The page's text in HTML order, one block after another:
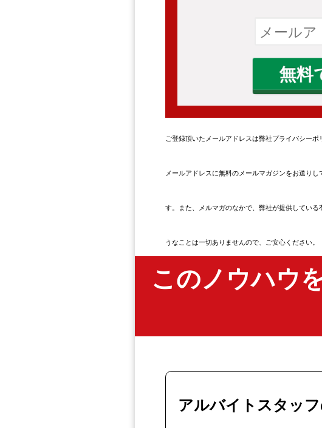
ご登録頂いたメールアドレスは弊社プライバシー
メールアドレスに無料のメールマガジンをお送り
す。また、メルマガのなかで、弊社が提供してい
うなことは一切ありませんので、ご安心ください。
このノウハウ
アルバイトスタッ